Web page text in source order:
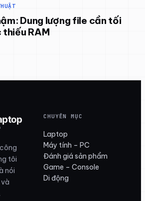
Dung lượng file cần tối
RAM
tôi
nói
CHUYÊN MỤC
Laptop
Máy tính – PC
Đánh giá sản phẩm
Game – Console
Di động